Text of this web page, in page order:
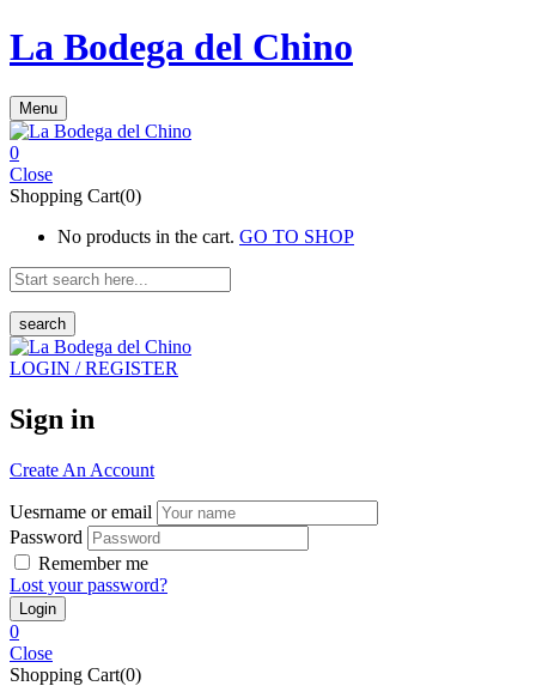
La Bodega del Chino
Menu
0
Close
Shopping Cart(0)
No products in the cart. GO TO SHOP
search
LOGIN / REGISTER
Sign in
Create An Account
Uesrname or email
Password
Remember me
Lost your password?
0
Close
Shopping Cart(0)